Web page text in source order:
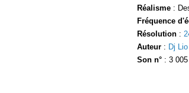
Réalisme :
Fréquence
Résolution :
Auteur : Dj Lio
Son n° : 3 005